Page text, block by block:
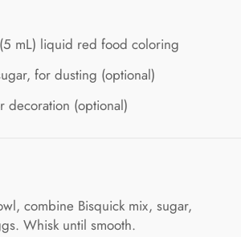
(5 mL) liquid red food coloring
for dusting (optional)
decoration (optional)
combine Bisquick mix, sugar,
Whisk until smooth.